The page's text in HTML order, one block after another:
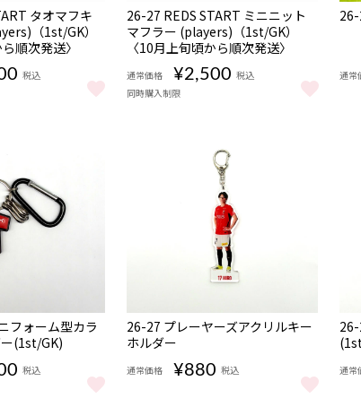
タオマフキ
（1st/GK）
順次発送〉
税込
NEW
期間限定
受注
商品
08/06 18:00〜08/16
22:00
26-27 REDS START ミニニット
マフラー (players)（1st/GK）
〈10月上旬頃から順次発送〉
通常価格 ¥2,500 税込
同時購入制限
NEW
通常
見る
フォーム型カラ
(1st/GK)
税込
フォーム型カラビナキーホルダー(1st/GK) をもっと見る
NEW
26-27 プレーヤーズアクリルキー
ホルダー
通常価格 ¥880 税込
26-27 プレーヤーズアクリルキーホルダ
NEW
通常